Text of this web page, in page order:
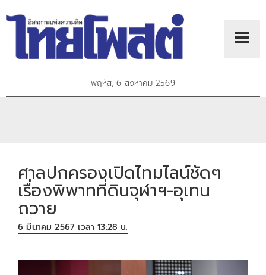
พฤหัส, 6 สิงหาคม 2569
ศาลปกครองเปิดไทมไลน์ชัดๆ
เรื่องพิพาทที่ดินจุฬาฯ-อุเทน
ถวาย
6 มีนาคม 2567 เวลา 13:28 น.